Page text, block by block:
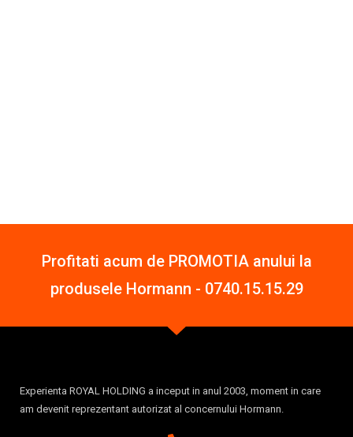
Profitati acum de PROMOTIA anului la
produsele Hormann - 0740.15.15.29
Experienta ROYAL HOLDING a inceput in anul 2003, moment in care
am devenit reprezentant autorizat al concernului Hormann.